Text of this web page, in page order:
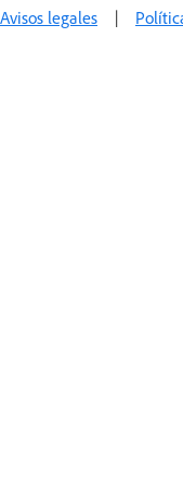
Avisos legales |